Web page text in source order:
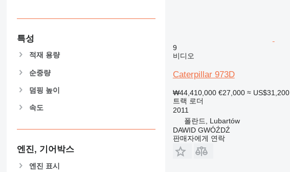
특성
적재 용량
순중량
덤핑 높이
속도
엔진, 기어박스
엔진 표시
9
비디오
Caterpillar 973D
₩44,410,000 €27,000 ≈ US$31,200
트랙 로더
2011
폴란드, Lubartów
DAWID GWÓŹDŹ
판매자에게 연락